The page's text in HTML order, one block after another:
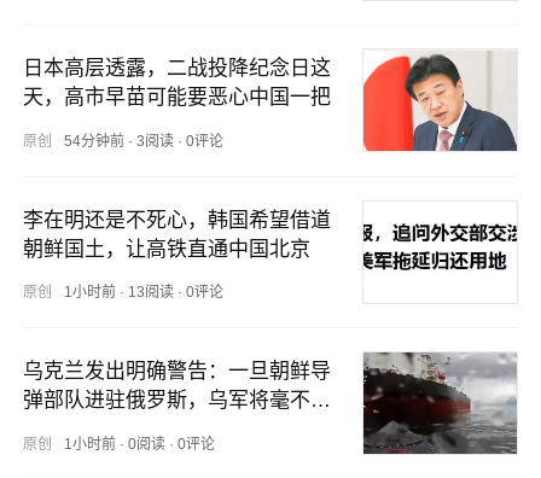
日本高层透露，二战投降纪念日这
天，高市早苗可能要恶心中国一把
原创 54分钟前· 3阅读· 0评论
李在明还是不死心，韩国希望借道
朝鲜国土，让高铁直通中国北京
原创 1小时前· 13阅读· 0评论
乌克兰发出明确警告：一旦朝鲜导
弹部队进驻俄罗斯，乌军将毫不犹
原创 1小时前· 0阅读· 0评论